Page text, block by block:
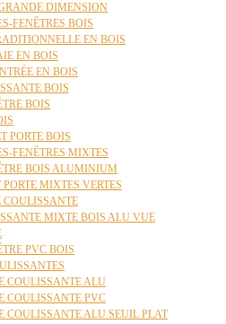
DIMENSION
FENÊTRES BOIS
EN BOIS
EN BOIS
EN BOIS
BOIS
BOIS
PORTE BOIS
FENÊTRES MIXTES
BOIS ALUMINIUM
PORTE MIXTES VERTES
MIXTE BOIS ALU VUE
PVC BOIS
COULISSANTE ALU
COULISSANTE PVC
COULISSANTE ALU SEUIL PLAT